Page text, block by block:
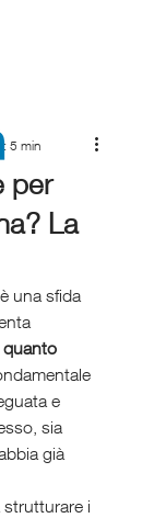
per
La
5 min
una sfida
quanto
e
sia
già
i